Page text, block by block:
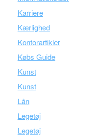
Karriere
Kærlighed
Kontorartikler
Købs Guide
Kunst
Kunst
Lån
Legetøj
Legetøj